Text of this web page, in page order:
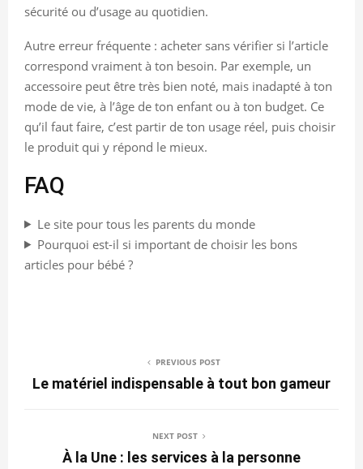
sécurité ou d’usage au quotidien.
Autre erreur fréquente : acheter sans vérifier si l’article
correspond vraiment à ton besoin. Par exemple, un
accessoire peut être très bien noté, mais inadapté à ton
mode de vie, à l’âge de ton enfant ou à ton budget. Ce
qu’il faut faire, c’est partir de ton usage réel, puis choisir
le produit qui y répond le mieux.
FAQ
Le site pour tous les parents du monde
Pourquoi est-il si important de choisir les bons
articles pour bébé ?
PREVIOUS POST
Le matériel indispensable à tout bon gameur
NEXT POST
À la Une : les services à la personne